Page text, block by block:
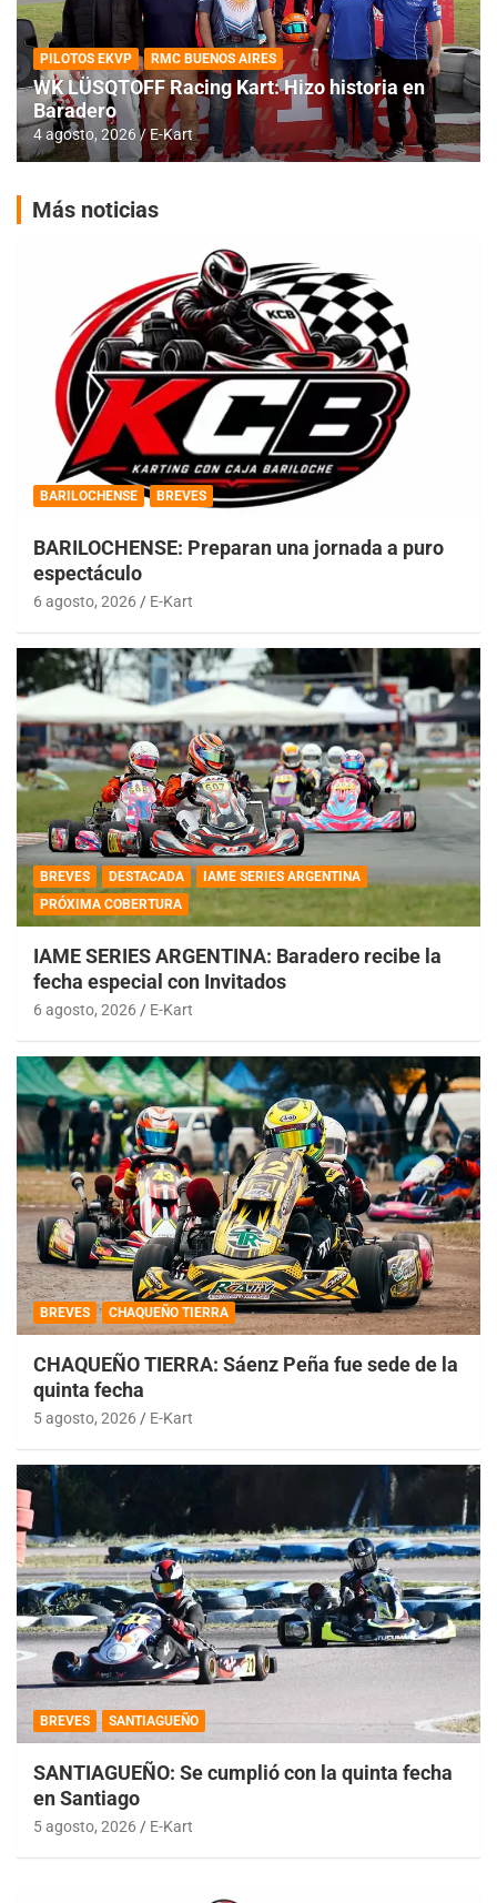
PILOTOS EKVP RMC BUENOS AIRES
WK LÜSQTOFF Racing Kart: Hizo historia en
Baradero
4 agosto, 2026 E-Kart
Más noticias
BARILOCHENSE BREVES
BARILOCHENSE: Preparan una jornada a puro
espectáculo
6 agosto, 2026 E-Kart
BREVES DESTACADA
IAME SERIES ARGENTINA
PRÓXIMA COBERTURA
IAME SERIES ARGENTINA: Baradero recibe la
fecha especial con Invitados
6 agosto, 2026 E-Kart
BREVES CHAQUEÑO TIERRA
CHAQUEÑO TIERRA: Sáenz Peña fue sede de la
quinta fecha
5 agosto, 2026 E-Kart
BREVES SANTIAGUEÑO
SANTIAGUEÑO: Se cumplió con la quinta fecha
en Santiago
5 agosto, 2026 E-Kart